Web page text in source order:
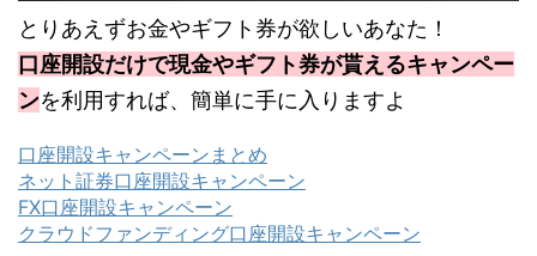
とりあえずお金やギフト券が欲しいあなた！
口座開設だけで現金やギフト券が貰えるキャンペー
ンを利用すれば、簡単に手に入りますよ
口座開設キャンペーンまとめ
ネット証券口座開設キャンペーン
FX口座開設キャンペーン
クラウドファンディング口座開設キャンペーン